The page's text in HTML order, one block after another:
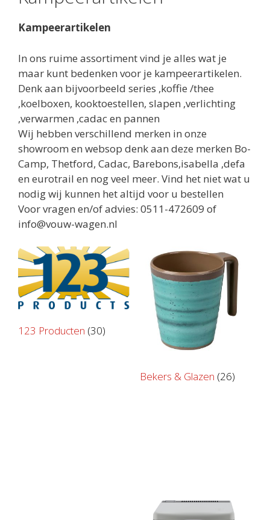
Kampeerartikelen
In ons ruime assortiment vind je alles wat je
maar kunt bedenken voor je kampeerartikelen.
Denk aan bijvoorbeeld series ,koffie /thee
,koelboxen, kooktoestellen, slapen ,verlichting
,verwarmen ,cadac en pannen
Wij hebben verschillend merken in onze
showroom en websop denk aan deze merken Bo-
Camp, Thetford, Cadac, Barebons,isabella ,defa
en eurotrail en nog veel meer. Vind het niet wat u
nodig wij kunnen het altijd voor u bestellen
Voor vragen en/of advies: 0511-472609 of
info@vouw-wagen.nl
123 Producten (30)
Bekers & Glazen (26)